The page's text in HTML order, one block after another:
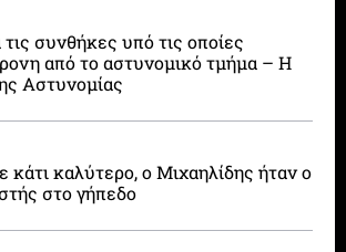
συνθήκες υπό τις οποίες
από το αστυνομικό τμήμα – Η
Αστυνομίας
κάτι καλύτερο, ο Μιχαηλίδης ήταν ο
στο γήπεδο